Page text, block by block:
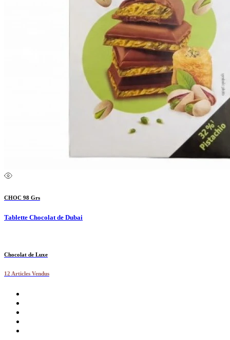
CHOC 98 Grs
Tablette Chocolat de Dubai
Chocolat de Luxe
12 Articles Vendus